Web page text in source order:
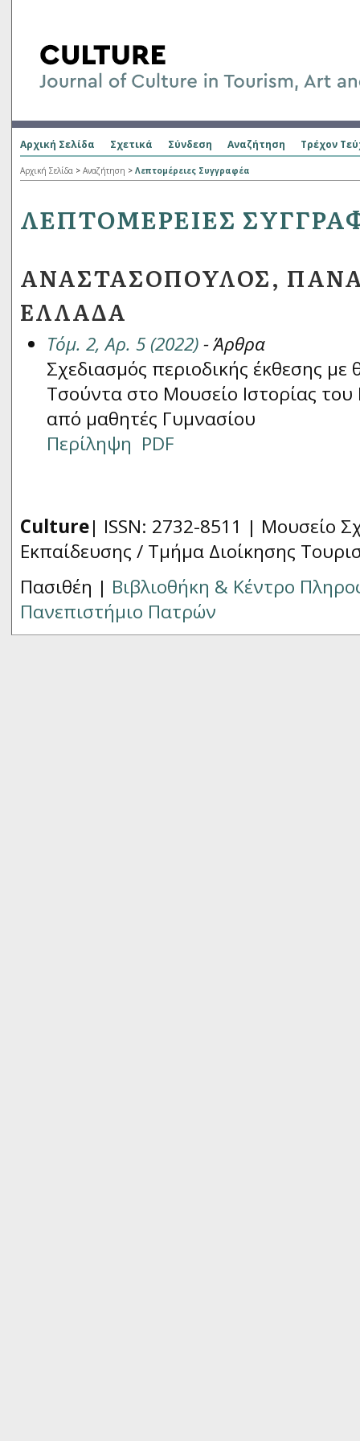
Αρχική Σελίδα Σχετικά Σύνδεση Αναζήτηση Τρέχον
Αρχική Σελίδα > Αναζήτηση > Λεπτομέρειες Συγγραφέα
ΛΕΠΤΟΜΈΡΕΙΕΣ
ΑΝΑΣΤΑΣΌΠΟΥΛΟΣ,
ΕΛΛΆΔΑ
Τόμ. 2, Αρ. 5 (2022)- Άρθρα
Σχεδιασμός περιοδικής έκθεσης
Τσούντα στο Μουσείο Ιστορίας
από μαθητές Γυμνασίου
Περίληψη PDF
Culture| ISSN: 2732-8511 | Μουσείο
Εκπαίδευσης / Τμήμα Διοίκησης
Πασιθέη | Βιβλιοθήκη & Κέντρο
Πανεπιστήμιο Πατρών